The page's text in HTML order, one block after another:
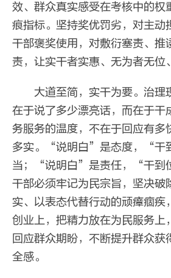
效、群众真实感受在考核中的权
痕指标。坚持奖优罚劣，对主动
干部褒奖使用，对敷衍塞责、推
责，让实干者实惠、无为者无位
大道至简，实干为要。治理
在于说了多少漂亮话，而在于干
务服务的温度，不在于回应有多
多实。“说明白”是态度，“干
当；“说明白”是责任，“干到
干部必须牢记为民宗旨，坚决破
实、以表态代替行动的顽瘴痼疾
创业上，把精力放在为民服务上
回应群众期盼，不断提升群众获
全感。